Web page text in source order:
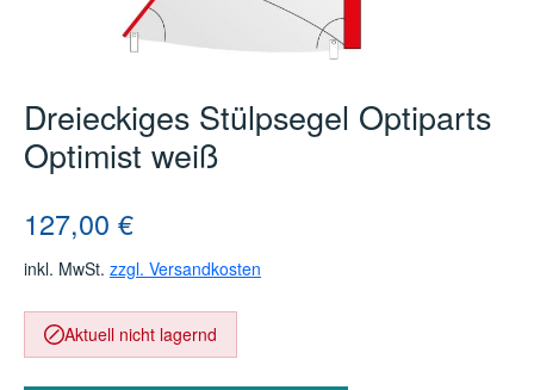
Dreieckiges Stülpsegel Optiparts
Optimist weiß
Regulärer Preis:
127,00 €
inkl. MwSt. zzgl. Versandkosten
Aktuell nicht lagernd